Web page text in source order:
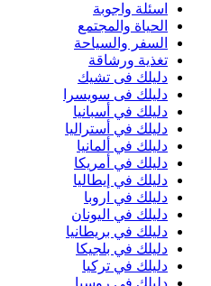
اسئلة واجوبة
الحياة والمجتمع
السفر والسياحة
تغذية ورشاقة
دليلك فى تشيك
دليلك فى سويسرا
دليلك في أسبانيا
دليلك في أستراليا
دليلك في ألمانيا
دليلك في أمريكا
دليلك في إيطاليا
دليلك في اروبا
دليلك في اليونان
دليلك في بريطانيا
دليلك في بلجيكا
دليلك في تركيا